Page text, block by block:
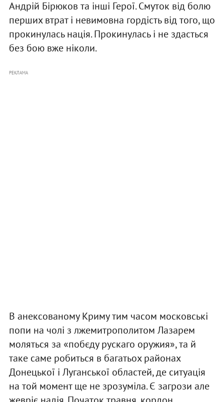
Андрій Бірюков та інші Герої. Смуток від болю
перших втрат і невимовна гордість від того, що
прокинулась нація. Прокинулась і не здасться
без бою вже ніколи.
РЕКЛАМА
В анексованому Криму тим часом московські
попи на чолі з лжемитрополитом Лазарем
моляться за «побєду рускаго оружия», та й
таке саме робиться в багатьох районах
Донецької і Луганської областей, де ситуація
на той момент ще не зрозуміла. Є загрози але